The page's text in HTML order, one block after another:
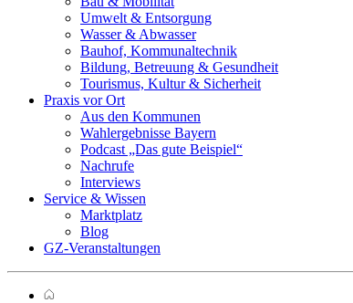
Umwelt & Entsorgung
Wasser & Abwasser
Bauhof, Kommunaltechnik
Bildung, Betreuung & Gesundheit
Tourismus, Kultur & Sicherheit
Praxis vor Ort
Aus den Kommunen
Wahlergebnisse Bayern
Podcast „Das gute Beispiel“
Nachrufe
Interviews
Service & Wissen
Marktplatz
Blog
GZ-Veranstaltungen